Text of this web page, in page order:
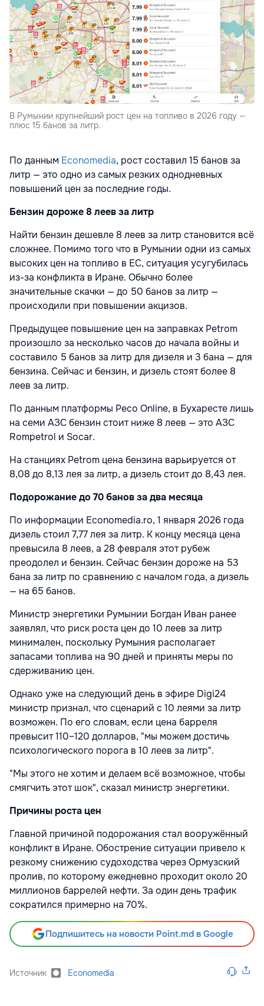
В Румынии крупнейший рост цен на топливо в 2026 году —
плюс 15 банов за литр.
По данным Economedia, рост составил 15 банов за
литр — это одно из самых резких однодневных
повышений цен за последние годы.
Бензин дороже 8 леев за литр
Найти бензин дешевле 8 леев за литр становится всё
сложнее. Помимо того что в Румынии одни из самых
высоких цен на топливо в ЕС, ситуация усугубилась
из-за конфликта в Иране. Обычно более
значительные скачки — до 50 банов за литр —
происходили при повышении акцизов.
Предыдущее повышение цен на заправках Petrom
произошло за несколько часов до начала войны и
составило 5 банов за литр для дизеля и 3 бана — для
бензина. Сейчас и бензин, и дизель стоят более 8
леев за литр.
По данным платформы Peco Online, в Бухаресте лишь
на семи АЗС бензин стоит ниже 8 леев — это АЗС
Rompetrol и Socar.
На станциях Petrom цена бензина варьируется от
8,08 до 8,13 лея за литр, а дизель стоит до 8,43 лея.
Подорожание до 70 банов за два месяца
По информации Economedia.ro, 1 января 2026 года
дизель стоил 7,77 лея за литр. К концу месяца цена
превысила 8 леев, а 28 февраля этот рубеж
преодолел и бензин. Сейчас бензин дороже на 53
бана за литр по сравнению с началом года, а дизель
— на 65 банов.
Министр энергетики Румынии Богдан Иван ранее
заявлял, что риск роста цен до 10 леев за литр
минимален, поскольку Румыния располагает
запасами топлива на 90 дней и приняты меры по
сдерживанию цен.
Однако уже на следующий день в эфире Digi24
министр признал, что сценарий с 10 леями за литр
возможен. По его словам, если цена барреля
превысит 110–120 долларов, "мы можем достичь
психологического порога в 10 леев за литр".
"Мы этого не хотим и делаем всё возможное, чтобы
смягчить этот шок", сказал министр энергетики.
Причины роста цен
Главной причиной подорожания стал вооружённый
конфликт в Иране. Обострение ситуации привело к
резкому снижению судоходства через Ормузский
пролив, по которому ежедневно проходит около 20
миллионов баррелей нефти. За один день трафик
сократился примерно на 70%.
Подпишитесь на новости Point.md в Google
Источник Economedia